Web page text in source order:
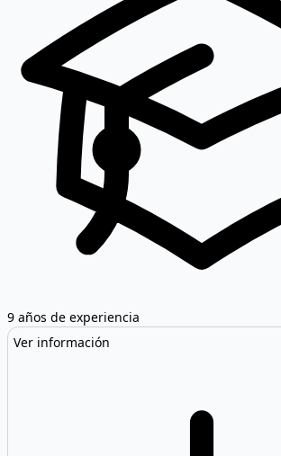
9 años de experiencia
Ver información